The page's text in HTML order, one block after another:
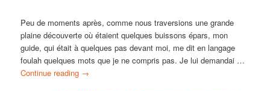
Peu de moments après, comme nous traversions une grande
plaine découverte où étaient quelques buissons épars, mon
guide, qui était à quelques pas devant moi, me dit en langage
foulah quelques mots que je ne compris pas. Je lui demandai …
Continue reading →